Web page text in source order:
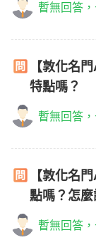
暫無回答
【敦化名
特點嗎？
暫無回答
【敦化名
點嗎？怎麼
暫無回答